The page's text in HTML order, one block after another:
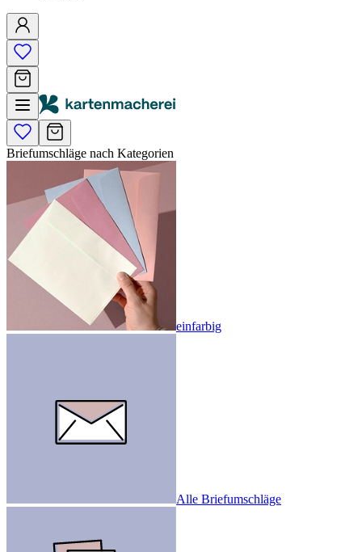
Briefumschläge nach Kategorien
einfarbig
Alle Briefumschläge